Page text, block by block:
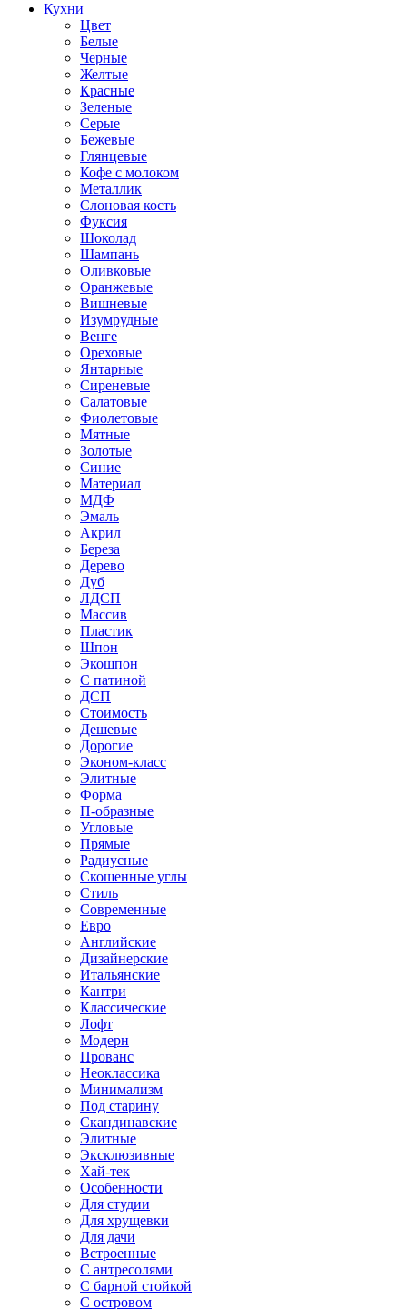
Кухни
Цвет
Белые
Черные
Желтые
Красные
Зеленые
Серые
Бежевые
Глянцевые
Кофе с молоком
Металлик
Слоновая кость
Фуксия
Шоколад
Шампань
Оливковые
Оранжевые
Вишневые
Изумрудные
Венге
Ореховые
Янтарные
Сиреневые
Салатовые
Фиолетовые
Мятные
Золотые
Синие
Материал
МДФ
Эмаль
Акрил
Береза
Дерево
Дуб
ЛДСП
Массив
Пластик
Шпон
Экошпон
С патиной
ДСП
Стоимость
Дешевые
Дорогие
Эконом-класс
Элитные
Форма
П-образные
Угловые
Прямые
Радиусные
Скошенные углы
Стиль
Современные
Евро
Английские
Дизайнерские
Итальянские
Кантри
Классические
Лофт
Модерн
Прованс
Неоклассика
Минимализм
Под старину
Скандинавские
Элитные
Эксклюзивные
Хай-тек
Особенности
Для студии
Для хрущевки
Для дачи
Встроенные
С антресолями
С барной стойкой
С островом